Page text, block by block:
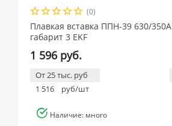
(0)
Плавкая вставка ППН-39 630/350А
габарит 3 EKF
1 596 руб.
От 25 тыс. руб
1 516
руб/шт
Наличие: много